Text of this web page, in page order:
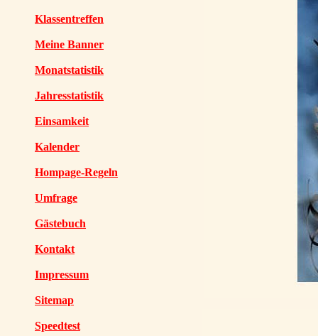
Klassentreffen
Meine Banner
Monatstatistik
Jahresstatistik
Einsamkeit
Kalender
Hompage-Regeln
Umfrage
Gästebuch
Kontakt
Impressum
Sitemap
Speedtest